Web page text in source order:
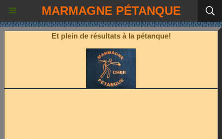
MARMAGNE PÉTANQUE
Bon surf!
Et plein de résultats à la pétanque!